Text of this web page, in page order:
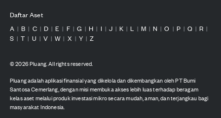
Daftar Aset
A | B | C | D | E | F | G | H | I | J | K | L | M | N | O | P | Q | R |
S | T | U | V | W | X | Y | Z
©2026Pluang. All rights reserved.
Pluang adalah aplikasi finansial yang dikelola dan dikembangkan oleh PT Bumi
Santosa Cemerlang, dengan misi membuka akses lebih luas terhadap beragam
kelas aset melalui produk investasi mikro secara mudah, aman, dan terjangkau bagi
masyarakat Indonesia.